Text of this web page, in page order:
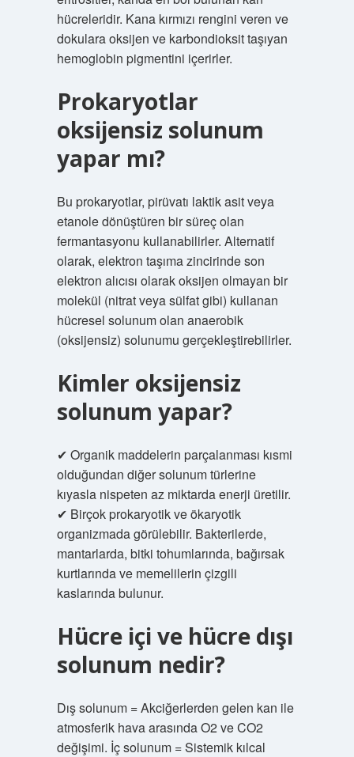
hücreleridir. Kana kırmızı rengini veren ve
dokulara oksijen ve karbondioksit taşıyan
hemoglobin pigmentini içerirler.
Prokaryotlar
oksijensiz solunum
yapar mı?
Bu prokaryotlar, pirüvatı laktik asit veya
etanole dönüştüren bir süreç olan
fermantasyonu kullanabilirler. Alternatif
olarak, elektron taşıma zincirinde son
elektron alıcısı olarak oksijen olmayan bir
molekül (nitrat veya sülfat gibi) kullanan
hücresel solunum olan anaerobik
(oksijensiz) solunumu gerçekleştirebilirler.
Kimler oksijensiz
solunum yapar?
✔ Organik maddelerin parçalanması kısmi
olduğundan diğer solunum türlerine
kıyasla nispeten az miktarda enerji üretilir.
✔ Birçok prokaryotik ve ökaryotik
organizmada görülebilir. Bakterilerde,
mantarlarda, bitki tohumlarında, bağırsak
kurtlarında ve memelilerin çizgili
kaslarında bulunur.
Hücre içi ve hücre dışı
solunum nedir?
Dış solunum = Akciğerlerden gelen kan ile
atmosferik hava arasında O2 ve CO2
değişimi. İç solunum = Sistemik kılcal